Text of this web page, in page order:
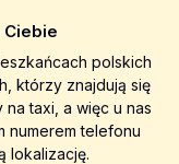
polskich
którzy znajdują się
taxi, a więc u nas
numerem telefonu
lokalizację.